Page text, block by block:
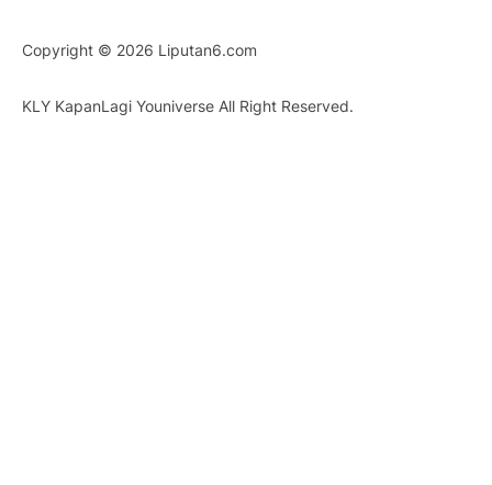
Copyright © 2026 Liputan6.com
KLY KapanLagi Youniverse All Right Reserved.